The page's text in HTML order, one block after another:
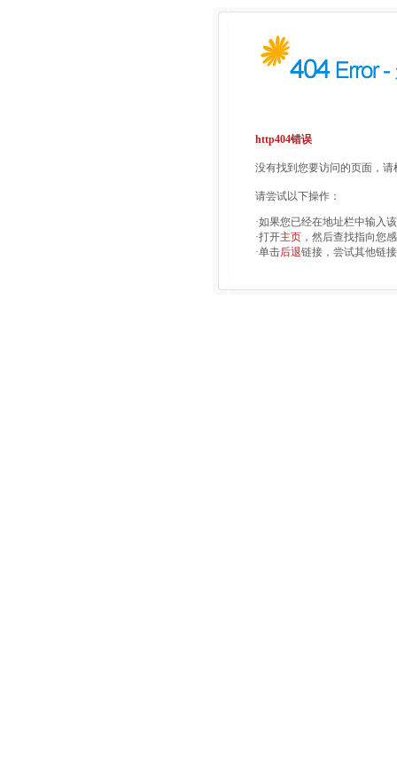
http404错误
没有找到您要访问的页面，
请尝试以下操作：
·如果您已经在地址栏中输入
·打开主页 ，然后查找指向您
·单击后退链接，尝试其他链